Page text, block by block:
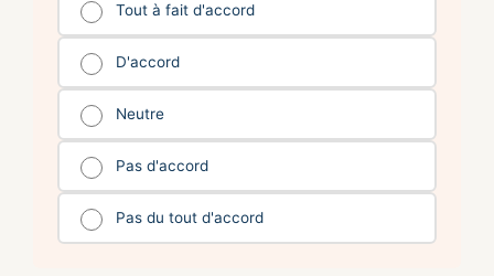
Tout à fait d'accord
D'accord
Neutre
Pas d'accord
Pas du tout d'accord